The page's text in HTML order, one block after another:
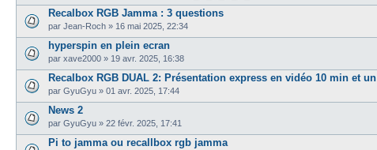
Recalbox RGB Jamma : 3 questions
par Jean-Roch » 16 mai 2025, 22:34
hyperspin en plein ecran
par xave2000 » 19 avr. 2025, 16:38
Recalbox RGB DUAL 2: Présentation express en vidéo 10 min et
par GyuGyu » 01 avr. 2025, 17:44
News 2
par GyuGyu » 22 févr. 2025, 17:41
Pi to jamma ou recallbox rgb jamma